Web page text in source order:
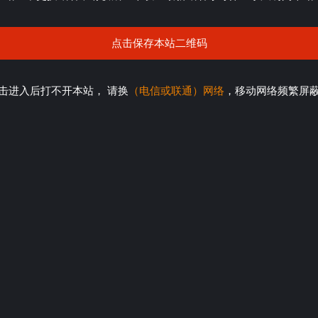
点击保存本站二维码
进入后打不开本站， 请换 （电信或联通）网络 ，移动网络频繁屏